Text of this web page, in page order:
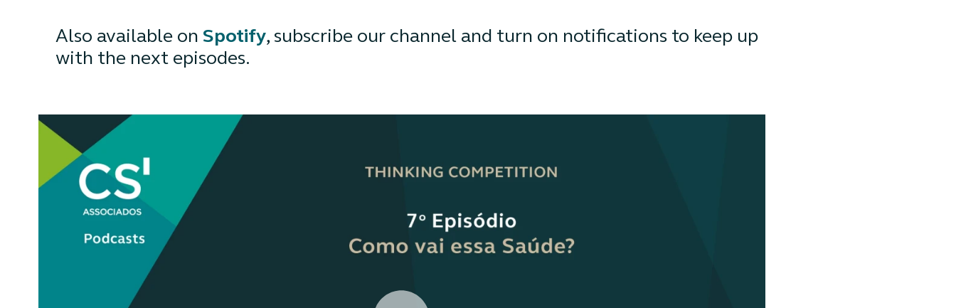
Also available on Spotify, subscribe our channel and turn on notifications to keep up
with the next episodes.